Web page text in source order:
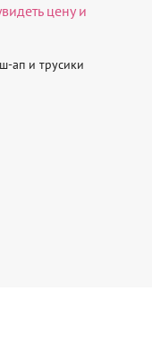
цену и
ап и трусики